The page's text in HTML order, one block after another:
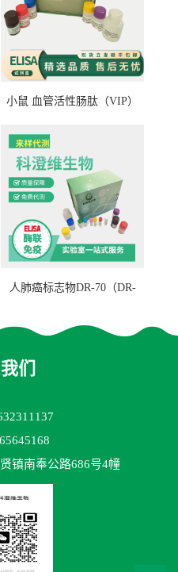
小鼠 血管活性肠肽（VIP）
人肺癌标志物DR-70（DR-
们
镇南奉公路686号4幢